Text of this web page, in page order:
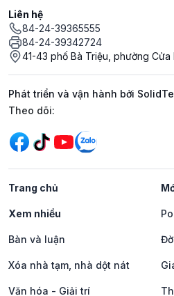
Liên hệ
84-24-39365555
84-24-39342724
41-43 phố Bà Triệu, phường Cửa
Phát triển và vận hành bởi
Mạng xã hội
Theo dõi:
Trang chủ
Xem nhiều
Bàn và luận
Xóa nhà tạm, nhà dột nát
Văn hóa - Giải trí